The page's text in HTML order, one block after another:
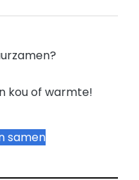
kou of warmte!
samen